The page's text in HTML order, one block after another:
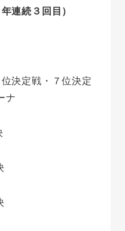
連続３回目）
決定戦・７位決定
ナ